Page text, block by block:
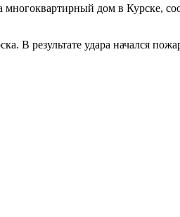
дом в Курске,
В результате удара начался